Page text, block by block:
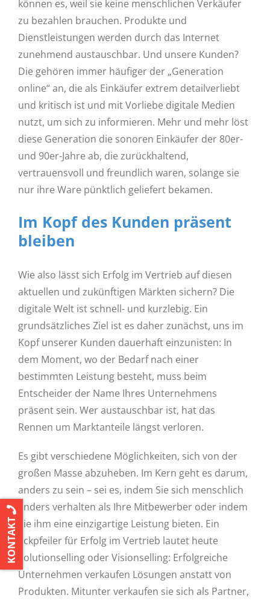
können es, weil sie keine menschlichen Verkäufer
zu bezahlen brauchen. Produkte und
Dienstleistungen werden durch das Internet
zunehmend austauschbar. Und unsere Kunden?
Die gehören immer häufiger der „Generation
online“ an, die als Einkäufer extrem detailverliebt
und kritisch ist und mit Vorliebe digitale Medien
nutzt, um sich zu informieren. Mehr und mehr löst
diese Generation die sonoren Einkäufer der 80er-
und 90er-Jahre ab, die zurückhaltend,
vertrauensvoll und freundlich waren, solange sie
nur ihre Ware pünktlich geliefert bekamen.
Im Kopf des Kunden präsent
bleiben
Wie also lässt sich Erfolg im Vertrieb auf diesen
aktuellen und zukünftigen Märkten sichern? Die
digitale Welt ist schnell- und kurzlebig. Ein
grundsätzliches Ziel ist es daher zunächst, uns im
Kopf unserer Kunden dauerhaft einzunisten: In
dem Moment, wo der Bedarf nach einer
bestimmten Leistung besteht, muss beim
Entscheider der Name Ihres Unternehmens
präsent sein. Wer austauschbar ist, hat das
Rennen um Marktanteile längst verloren.
Es gibt verschiedene Möglichkeiten, sich von der
großen Masse abzuheben. Im Kern geht es darum,
anders zu sein – sei es, indem Sie sich menschlich
anders verhalten als Ihre Mitbewerber oder indem
Sie ihm eine einzigartige Leistung bieten. Ein
Eckpfeiler für Erfolg im Vertrieb lautet heute
Solutionselling oder Visionselling: Erfolgreiche
Unternehmen verkaufen Lösungen anstatt von
Produkten. Mitunter verkaufen sie sich als Partner,
KONTAKT